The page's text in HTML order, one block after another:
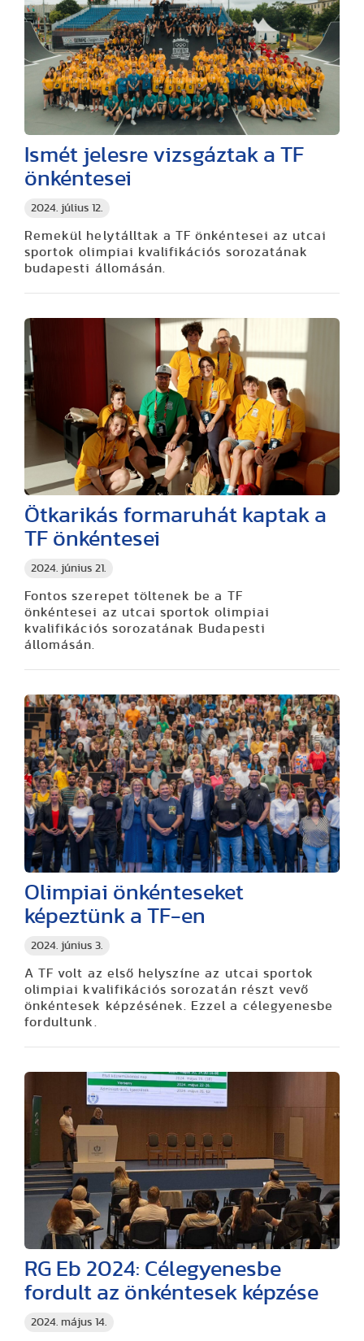
2024. július 12.
Ismét jelesre vizsgáztak a TF
önkéntesei
Remekül helytálltak a TF önkéntesei az utcai
sportok olimpiai kvalifikációs sorozatának
budapesti állomásán.
2024. június 21.
Ötkarikás formaruhát kaptak a
TF önkéntesei
Fontos szerepet töltenek be a TF
önkéntesei az utcai sportok olimpiai
kvalifikációs sorozatának Budapesti
állomásán.
2024. június 3.
Olimpiai önkénteseket
képeztünk a TF-en
A TF volt az első helyszíne az utcai sportok
olimpiai kvalifikációs sorozatán részt vevő
önkéntesek képzésének. Ezzel a célegyenesbe
fordultunk.
2024. május 14.
RG Eb 2024: Célegyenesbe
fordult az önkéntesek képzése